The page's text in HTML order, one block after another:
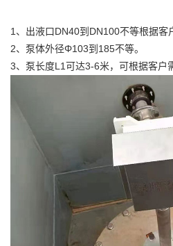
1、出液口DN40到DN100不等根据客
2、泵体外径Φ103到185不等。
3、泵长度L1可达3-6米，可根据客户